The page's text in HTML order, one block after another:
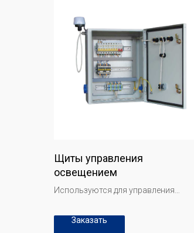
Щиты управления
освещением
Используются для управления
наружном пространстве, включая
Заказать